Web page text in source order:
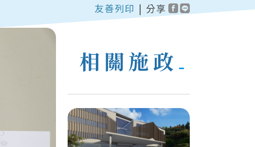
友善列印 | 分享
相關施政